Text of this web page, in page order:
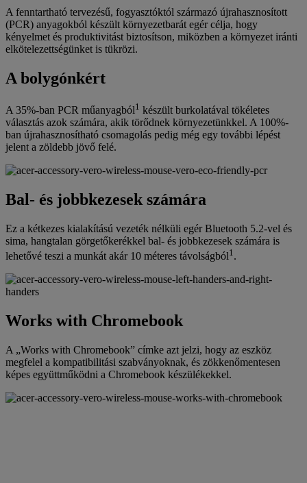
A fenntartható tervezésű, fogyasztóktól származó újrahasznosított
(PCR) anyagokból készült környezetbarát egér célja, hogy
kényelmet és produktivitást biztosítson, miközben a környezet iránti
elkötelezettségünket is tükrözi.
A bolygónkért
A 35%-ban PCR műanyagból1 készült burkolatával tökéletes
választás azok számára, akik törődnek környezetünkkel. A 100%-
ban újrahasznosítható csomagolás pedig még egy további lépést
jelent a zöldebb jövő felé.
Bal- és jobbkezesek számára
Ez a kétkezes kialakítású vezeték nélküli egér Bluetooth 5.2-vel és
sima, hangtalan görgetőkerékkel bal- és jobbkezesek számára is
lehetővé teszi a munkát akár 10 méteres távolságból1 .
Works with Chromebook
A „Works with Chromebook” címke azt jelzi, hogy az eszköz
megfelel a kompatibilitási szabványoknak, és zökkenőmentesen
képes együttműködni a Chromebook készülékekkel.